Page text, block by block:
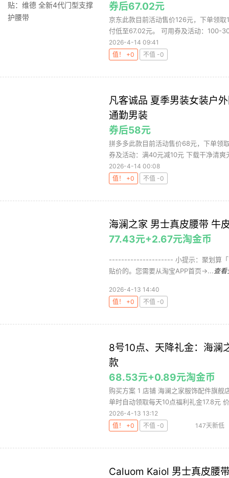
券后67.02元
京东此款目前活动售价126元，下单领
付低至67.02元。 可用券及活动：100-
2026-4-14 09:41
值！ +0
不值 -0
凡客诚品 夏季男装女装户
通勤男装
券后58元
拼多多此款目前活动售价68元，下单领
券及活动：满40元减10元 下载干净清爽
2026-4-14 00:08
值！ +0
不值 -0
海澜之家 男士真皮腰带 牛
77.43元+2.67元淘金币
--------------------- 小提示：聚划算「百
贴价的。您需要从淘宝APP首页->... 查看
2026-4-13 14:40
值！ +0
不值 -0
8号10点、天降礼金：海澜
款
68.53元+0.89元淘金币
购买方案 1 店铺 海澜之家服饰配件旗
单时自动领取每天10点福利礼金17.8元
2026-4-13 13:12
值！ +0
不值 -0
147天新低
Caluom Kaiol 男士真皮腰